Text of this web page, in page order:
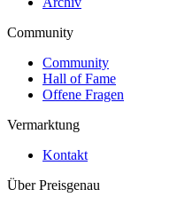
Community
Community
Hall of Fame
Offene Fragen
Vermarktung
Kontakt
Über Preisgenau